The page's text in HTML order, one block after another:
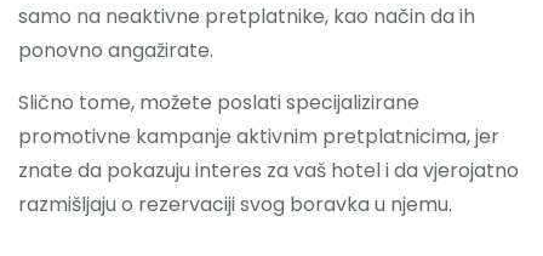
samo na neaktivne pretplatnike, kao način da ih
ponovno angažirate.
Slično tome, možete poslati specijalizirane
promotivne kampanje aktivnim pretplatnicima, jer
znate da pokazuju interes za vaš hotel i da vjerojatno
razmišljaju o rezervaciji svog boravka u njemu.